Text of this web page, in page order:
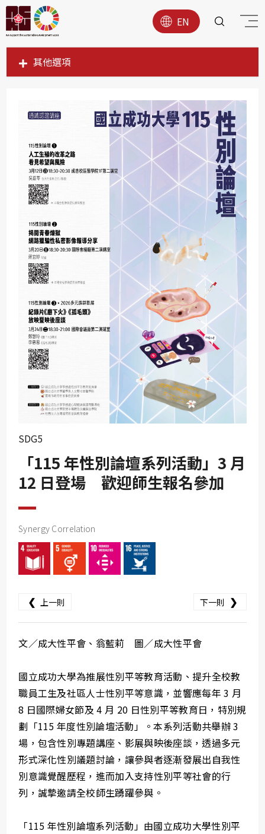
EN
其他選項
SDG1
SDG3
SDG4
SDG6
SDG8
SDG10
SDG11
SDG12
SDG13
SDG14
SDG15
SDG16
SDG17
SDG5
「115 年性別論壇系列活動」3 月
12 日登場 歡迎師生報名參加
Synergy Correlation
❮ 上一則 下一則 ❯
文／成大性平會、翁藍莉 圖／成大性平會
國立成功大學為推展性別平等教育活動、提升全校教
職員工生及社區人士性別平等意識，並響應每年 3 月
8 日國際婦女節及 4 月 20 日性別平等教育日，特別規
劃「115 年度性別論壇活動」。本系列活動共舉辦 3
場，包含性別專題講座、影展與映後座談，透過多元
形式深化性別議題討論，讓參與者逐漸發展出自我性
別意識覺醒歷程，進而加入支持性別平等社會的行
列，誠摯邀請全校師生踴躍參與。
「115 年性別論壇系列活動」由國立成功大學性別平